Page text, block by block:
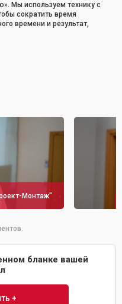
Мы используем технику с
сократить время
времени и результат,
Монтаж"
бланке вашей
+